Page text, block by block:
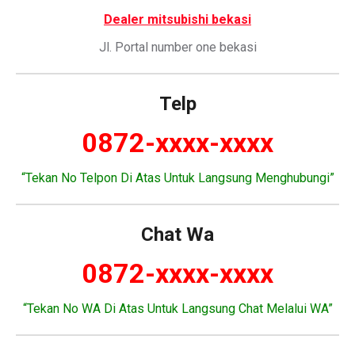
Dealer mitsubishi bekasi
Jl. Portal number one bekasi
Telp
0872-xxxx-xxxx
“Tekan No Telpon Di Atas Untuk Langsung Menghubungi”
Chat Wa
0872-xxxx-xxxx
“Tekan No WA Di Atas Untuk Langsung Chat Melalui WA”